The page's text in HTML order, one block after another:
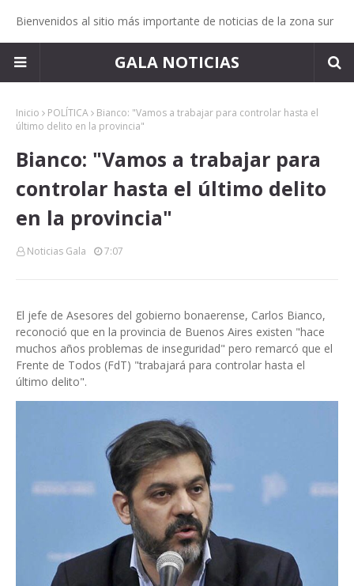
Bienvenidos al sitio más importante de noticias de la zona sur
GALA NOTICIAS
Inicio POLÍTICA
Bianco: "Vamos a trabajar para controlar hasta el
último delito en la provincia"
Bianco: "Vamos a trabajar para
controlar hasta el último delito
en la provincia"
Noticias Gala 7:07
El jefe de Asesores del gobierno bonaerense, Carlos Bianco,
reconoció que en la provincia de Buenos Aires existen "hace
muchos años problemas de inseguridad" pero remarcó que el
Frente de Todos (FdT) "trabajará para controlar hasta el
último delito".